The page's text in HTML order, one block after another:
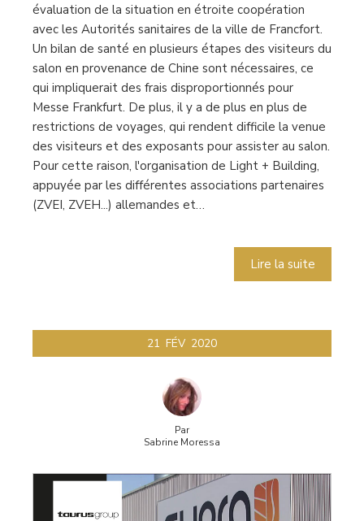
évaluation de la situation en étroite coopération
avec les Autorités sanitaires de la ville de Francfort.
Un bilan de santé en plusieurs étapes des visiteurs du
salon en provenance de Chine sont nécessaires, ce
qui impliquerait des frais disproportionnés pour
Messe Frankfurt. De plus, il y a de plus en plus de
restrictions de voyages, qui rendent difficile la venue
des visiteurs et des exposants pour assister au salon.
Pour cette raison, l'organisation de Light + Building,
appuyée par les différentes associations partenaires
(ZVEI, ZVEH...) allemandes et…
Lire la suite
21 FÉV 2020
Par
Sabrine Moressa